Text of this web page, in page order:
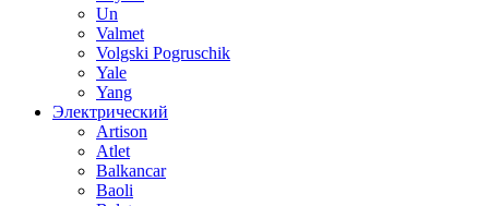
Un
Valmet
Volgski Pogruschik
Yale
Yang
Электрический
Artison
Atlet
Balkancar
Baoli